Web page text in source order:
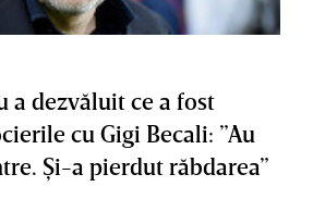
a dezvăluit ce a fost
cu Gigi Becali: ”Au
Şi-a pierdut răbdarea”